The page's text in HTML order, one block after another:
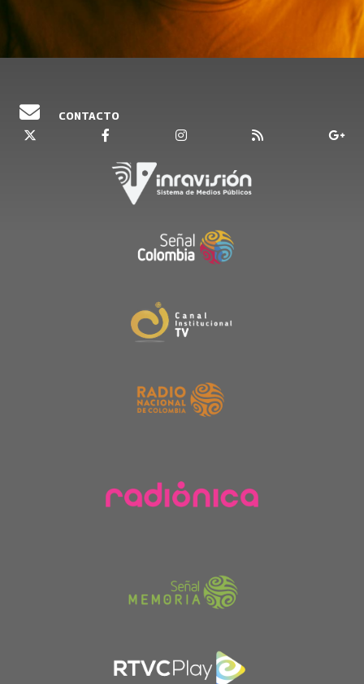
CONTACTO